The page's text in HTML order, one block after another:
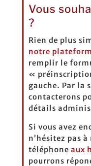
Vous
?
Rien de plus
notre
remplir le
«
gauche. Par la
contacterons
détails
Si vous avez
n’hésitez pas
téléphone aux
pourrons